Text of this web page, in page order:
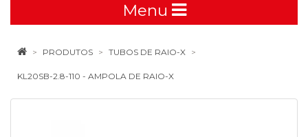
Menu
PRODUTOS TUBOS DE RAIO-X
KL20SB-2.8-110 - AMPOLA DE RAIO-X